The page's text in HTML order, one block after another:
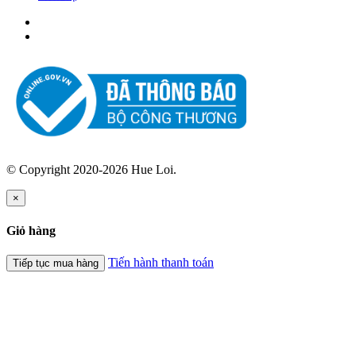
© Copyright 2020-2026 Hue Loi.
×
Giỏ hàng
Tiếp tục mua hàng Tiến hành thanh toán